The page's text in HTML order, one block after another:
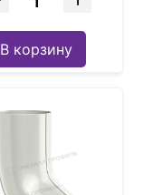
В корзину